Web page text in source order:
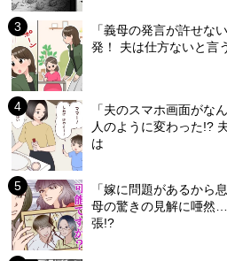
「義母の発言が許せな
発！ 夫は仕方ないと言
「夫のスマホ画面がな
人のように変わった!?
は
「嫁に問題があるから
母の驚きの見解に唖然
張!?